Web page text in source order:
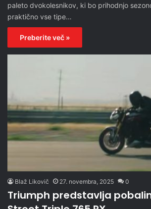
paleto dvokolesnikov, ki bo prihodnjo
praktično vse tipe…
Preberite več »
Blaž Likovič 27. novembra, 2025 0
Triumph predstavlja